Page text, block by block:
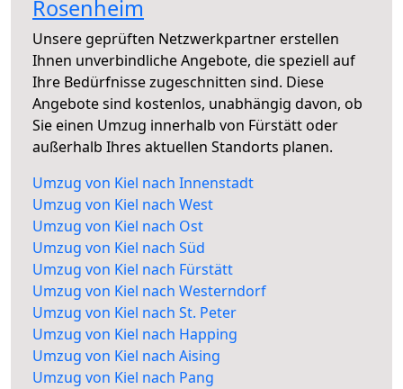
Rosenheim
Unsere geprüften Netzwerkpartner erstellen
Ihnen unverbindliche Angebote, die speziell auf
Ihre Bedürfnisse zugeschnitten sind. Diese
Angebote sind kostenlos, unabhängig davon, ob
Sie einen Umzug innerhalb von Fürstätt oder
außerhalb Ihres aktuellen Standorts planen.
Umzug von Kiel nach Innenstadt
Umzug von Kiel nach West
Umzug von Kiel nach Ost
Umzug von Kiel nach Süd
Umzug von Kiel nach Fürstätt
Umzug von Kiel nach Westerndorf
Umzug von Kiel nach St. Peter
Umzug von Kiel nach Happing
Umzug von Kiel nach Aising
Umzug von Kiel nach Pang